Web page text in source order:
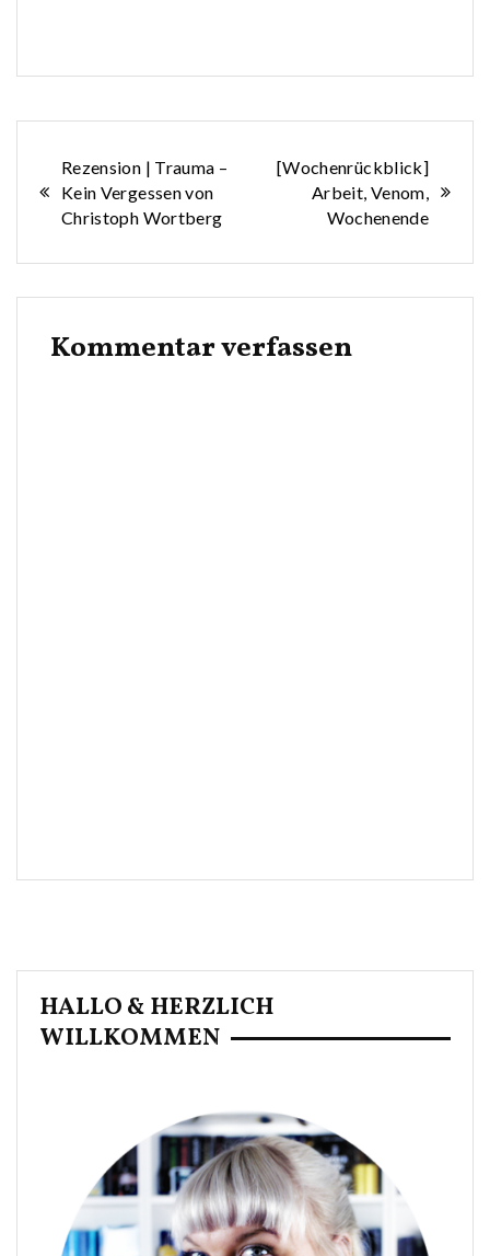
Beitragsnavigation
Rezension | Trauma –
Kein Vergessen von
Christoph Wortberg
[Wochenrückblick]
Arbeit, Venom,
Wochenende
Kommentar verfassen
HALLO & HERZLICH
WILLKOMMEN